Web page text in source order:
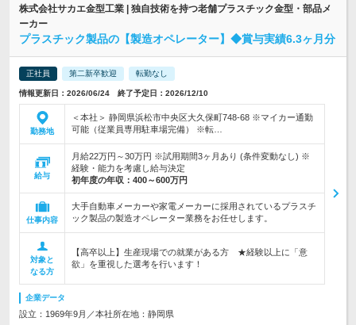
株式会社サカエ金型工業 | 独自技術を持つ老舗プラスチック金型・部品メ
ーカー
プラスチック製品の【製造オペレーター】◆賞与実績6.3ヶ月分
正社員 第二新卒歓迎 転勤なし
情報更新日：2026/06/24 終了予定日：2026/12/10
勤務地
＜本社＞ 静岡県浜松市中央区大久保町748-68 ※マイカー通勤
可能（従業員専用駐車場完備） ※転…
給与
月給22万円～30万円 ※試用期間3ヶ月あり (条件変動なし) ※
経験・能力を考慮し給与決定
初年度の年収： 400～600万円
仕事内容
大手自動車メーカーや家電メーカーに採用されているプラスチ
ック製品の製造オペレーター業務をお任せします。
対象と
なる方
【高卒以上】生産現場での就業がある方 ★経験以上に「意
欲」を重視した選考を行います！
企業データ
設立：1969年9月／本社所在地：静岡県